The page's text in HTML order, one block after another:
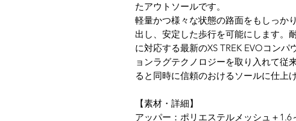
たアウトソールです。
軽量かつ様々な状態の路面をもしっか
出し、安定した歩行を可能にします。
に対応する最新のXS TREK EVOコン
ョンラグテクノロジーを取り入れて従
ると同時に信頼のおけるソールに仕上
【素材・詳細】
アッパー：ポリエステルメッシュ＋